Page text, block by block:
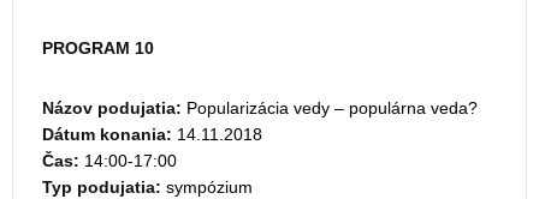
PROGRAM 10
Názov podujatia: Popularizácia vedy – populárna veda?
Dátum konania: 14.11.2018
Čas: 14:00-17:00
Typ podujatia: sympózium